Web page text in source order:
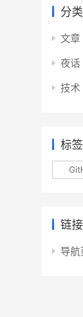
分
文章
夜话
技术
标签
链接
导航